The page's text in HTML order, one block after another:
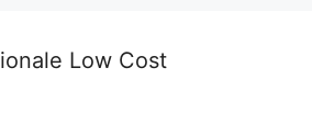
Low Cost